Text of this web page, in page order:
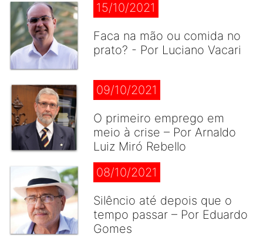
15/10/2021
Faca na mão ou comida no
prato? - Por Luciano Vacari
09/10/2021
O primeiro emprego em
meio à crise – Por Arnaldo
Luiz Miró Rebello
08/10/2021
Silêncio até depois que o
tempo passar – Por Eduardo
Gomes